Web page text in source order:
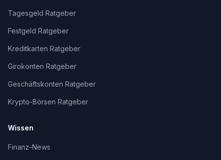
Tagesgeld Ratgeber
Festgeld Ratgeber
Kreditkarten Ratgeber
Girokonten Ratgeber
Geschäftskonten Ratgeber
Krypto-Börsen Ratgeber
Wissen
Finanz-News